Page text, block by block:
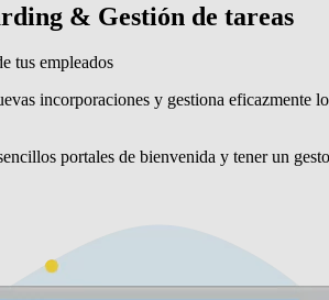
& Gestión de tareas
tus empleados
incorporaciones y gestiona eficazmente
portales de bienvenida y tener un